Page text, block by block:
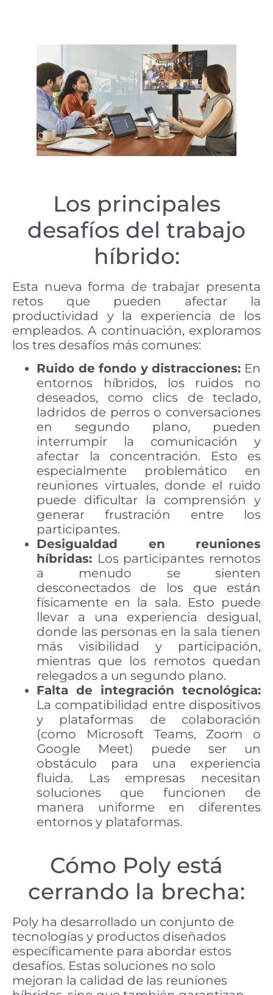
Los principales
desafíos del trabajo
híbrido:
Esta nueva forma de trabajar presenta
retos que pueden afectar la
productividad y la experiencia de los
empleados. A continuación, exploramos
los tres desafíos más comunes:
Ruido de fondo y distracciones: En
entornos híbridos, los ruidos no
deseados, como clics de teclado,
ladridos de perros o conversaciones
en segundo plano, pueden
interrumpir la comunicación y
afectar la concentración. Esto es
especialmente problemático en
reuniones virtuales, donde el ruido
puede dificultar la comprensión y
generar frustración entre los
participantes.
Desigualdad en reuniones
híbridas: Los participantes remotos
a menudo se sienten
desconectados de los que están
físicamente en la sala. Esto puede
llevar a una experiencia desigual,
donde las personas en la sala tienen
más visibilidad y participación,
mientras que los remotos quedan
relegados a un segundo plano.
Falta de integración tecnológica:
La compatibilidad entre dispositivos
y plataformas de colaboración
(como Microsoft Teams, Zoom o
Google Meet) puede ser un
obstáculo para una experiencia
fluida. Las empresas necesitan
soluciones que funcionen de
manera uniforme en diferentes
entornos y plataformas.
Cómo Poly está
cerrando la brecha:
Poly ha desarrollado un conjunto de
tecnologías y productos diseñados
específicamente para abordar estos
desafíos. Estas soluciones no solo
mejoran la calidad de las reuniones